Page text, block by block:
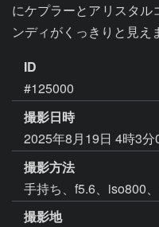
にケプラーとアリスタル
ンディがくっきりと見え
ID
#125000
撮影日時
2025年8月19日 4時3分
撮影方法
手持ち、f5.6、iso800
撮影地